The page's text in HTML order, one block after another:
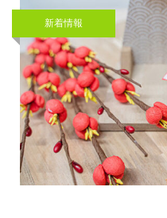
新着情報